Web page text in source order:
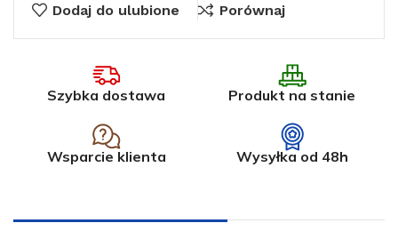
Dodaj do ulubione Porównaj
Szybka dostawa Produkt na stanie
Wsparcie klienta Wysyłka od 48h